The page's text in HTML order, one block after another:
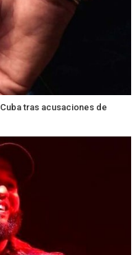
tras acusaciones de